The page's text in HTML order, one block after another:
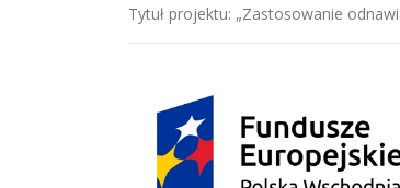
Tytuł projektu: „Zastosowanie